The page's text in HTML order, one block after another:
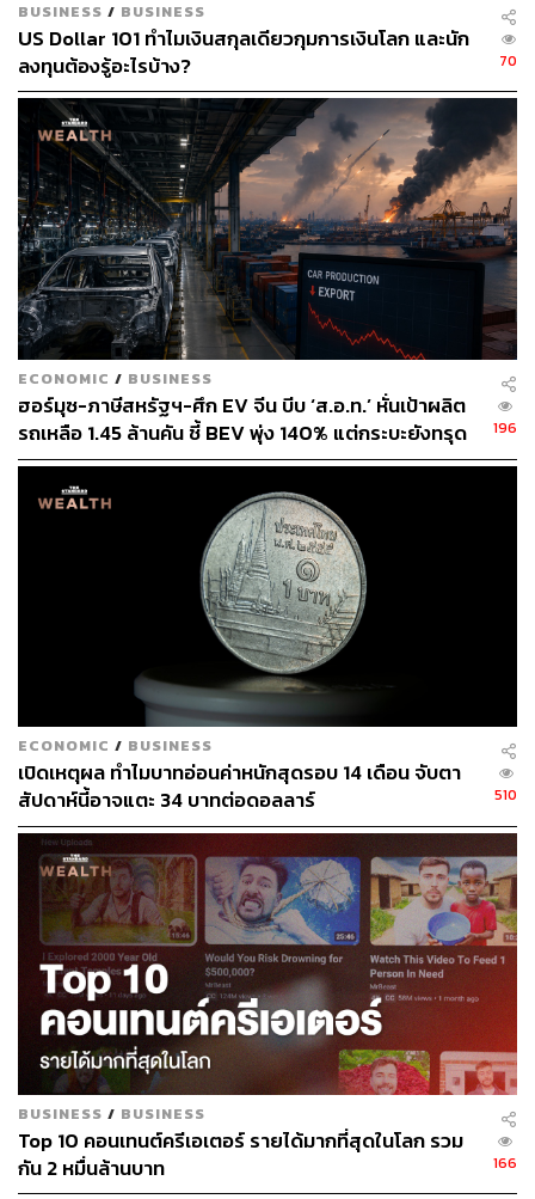
BUSINESS / BUSINESS
US Dollar 101 ทำไมเงินสกุลเดียวกุมการเงินโลก และนัก
ลงทุนต้องรู้อะไรบ้าง?
70
ECONOMIC / BUSINESS
ฮอร์มุซ-ภาษีสหรัฐฯ-ศึก EV จีน บีบ ‘ส.อ.ท.’ หั่นเป้าผลิต
รถเหลือ 1.45 ล้านคัน ชี้ BEV พุ่ง 140% แต่กระบะยังทรุด
196
ECONOMIC / BUSINESS
เปิดเหตุผล ทำไมบาทอ่อนค่าหนักสุดรอบ 14 เดือน จับตา
สัปดาห์นี้อาจแตะ 34 บาทต่อดอลลาร์
510
BUSINESS / BUSINESS
Top 10 คอนเทนต์ครีเอเตอร์ รายได้มากที่สุดในโลก รวม
กัน 2 หมื่นล้านบาท
166